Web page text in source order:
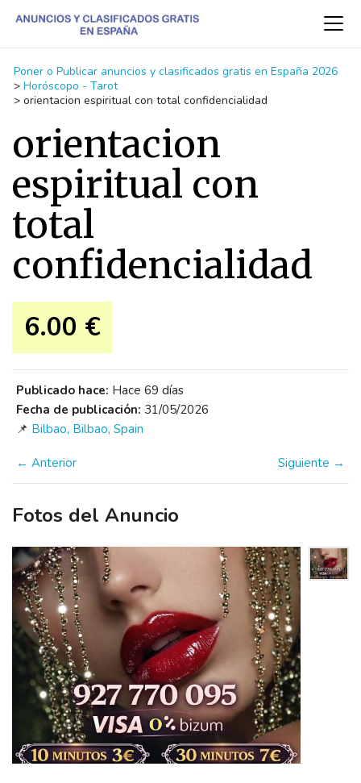
Poner o Publicar anuncios y clasificados gratis en España 2026
> Horóscopo - Tarot
> orientacion espiritual con total confidencialidad
orientacion
espiritual con
total
confidencialidad
6.00 €
Publicado hace: Hace 69 días
Fecha de publicación: 31/05/2026
📌 Bilbao, Bilbao, Spain
← Anterior Siguiente →
Fotos del Anuncio